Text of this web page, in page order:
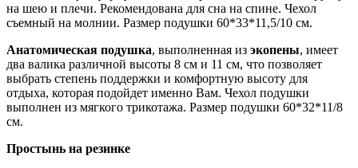
на шею и плечи. Рекомендована для сна на спине. Чехол
съемный на молнии. Размер подушки 60*33*11,5/10 см.
Анатомическая подушка, выполненная из экопены, имеет
два валика различной высоты 8 см и 11 см, что позволяет
выбрать степень поддержки и комфортную высоту для
отдыха, которая подойдет именно Вам. Чехол подушки
выполнен из мягкого трикотажа. Размер подушки 60*32*11/8
см.
Простынь на резинке